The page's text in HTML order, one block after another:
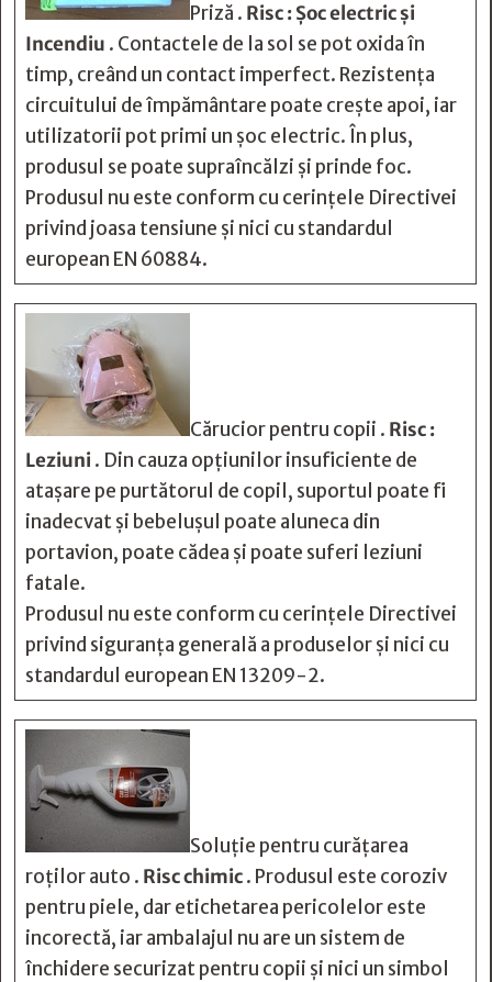
Priză . Risc : Șoc electric și
Incendiu . Contactele de la sol se pot oxida în
timp, creând un contact imperfect. Rezistența
circuitului de împământare poate crește apoi, iar
utilizatorii pot primi un șoc electric. În plus,
produsul se poate supraîncălzi și prinde foc.
Produsul nu este conform cu cerințele Directivei
privind joasa tensiune și nici cu standardul
european EN 60884.
Cărucior pentru copii . Risc :
Leziuni. Din cauza opțiunilor insuficiente de
atașare pe purtătorul de copil, suportul poate fi
inadecvat și bebelușul poate aluneca din
portavion, poate cădea și poate suferi leziuni
fatale.
Produsul nu este conform cu cerințele Directivei
privind siguranța generală a produselor și nici cu
standardul european EN 13209-2.
Soluție pentru curățarea
roților auto . Risc chimic. Produsul este coroziv
pentru piele, dar etichetarea pericolelor este
incorectă, iar ambalajul nu are un sistem de
închidere securizat pentru copii și nici un simbol